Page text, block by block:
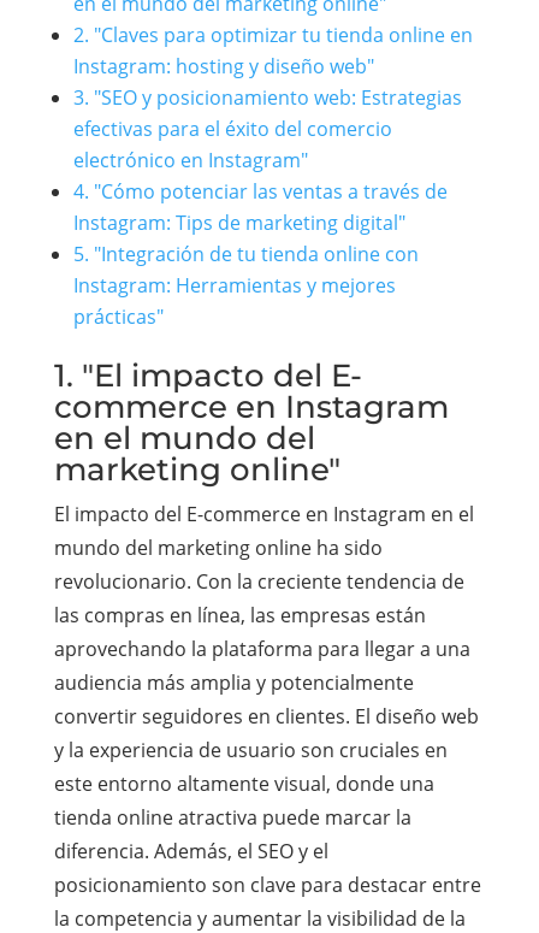
2. "Claves para optimizar tu tienda online en
Instagram: hosting y diseño web"
3. "SEO y posicionamiento web: Estrategias
efectivas para el éxito del comercio
electrónico en Instagram"
4. "Cómo potenciar las ventas a través de
Instagram: Tips de marketing digital"
5. "Integración de tu tienda online con
Instagram: Herramientas y mejores
prácticas"
1. "El impacto del E-
commerce en Instagram
en el mundo del
marketing online"
El impacto del E-commerce en Instagram en el
mundo del marketing online ha sido
revolucionario. Con la creciente tendencia de
las compras en línea, las empresas están
aprovechando la plataforma para llegar a una
audiencia más amplia y potencialmente
convertir seguidores en clientes. El diseño web
y la experiencia de usuario son cruciales en
este entorno altamente visual, donde una
tienda online atractiva puede marcar la
diferencia. Además, el SEO y el
posicionamiento son clave para destacar entre
la competencia y aumentar la visibilidad de la